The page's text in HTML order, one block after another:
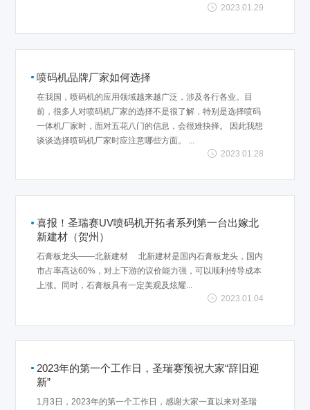
2023.01.29
喷码机品牌厂家如何选择
在我国，喷码机的应用领域越来越广泛，涉及各行各业。目
前，很多人对喷码机厂家的选择不是很了解，特别是选择喷码
一体机厂家时，面对五花八门的信息，会很难抉择。 因此我想
谈谈选择喷码机厂家时应注意哪些方面。 ...
2023.01.28
喜报！圣瑞赛UV喷码机开拓者系列第一台出嫁北
新建材（贺州）
石膏板龙头——北新建材 北新建材是国内石膏板龙头，国内
市占率高达60%，对上下游的议价能力强，可以顺利传导成本
上涨。同时，石膏板具有一定美观及炫耀...
2023.01.04
2023年的第一个工作日，圣瑞赛预祝大家“辞旧迎
新”
1月3日，2023年的第一个工作日，感谢大家一直以来对圣瑞